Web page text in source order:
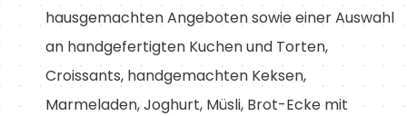
hausgemachten Angeboten sowie einer Auswahl
an handgefertigten Kuchen und Torten,
Croissants, handgemachten Keksen,
Marmeladen, Joghurt, Müsli, Brot-Ecke mit